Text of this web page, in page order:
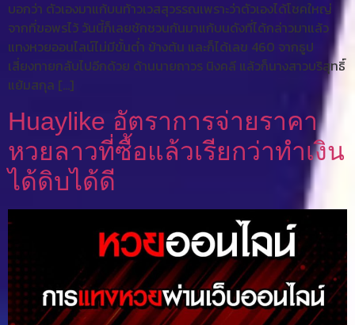
บอกว่า ตัวเองมาแก้บนท้าวเวสสุวรรณเพราะว่าตัวเองได้โชคใหญ่
จากที่ขอพรไว้ วันนี้ก็เลยชักชวนกันมาแก้บนดังที่ได้กล่าวมาแล้ว
แทงหวยออนไลน์ไม่มีขั้นต่ำ ข้างต้น และก็ได้เลข 460 จากธูป
เสี่ยงทายกลับไปอีกด้วย ด้านนายถาวร นิงคลี แล้วก็นางสาวบริสุทธิ์
แย้มสกุล […]
Huaylike อัตราการจ่ายราคา
หวยลาวที่ซื้อแล้วเรียกว่าทำเงิน
ได้ดิบได้ดี